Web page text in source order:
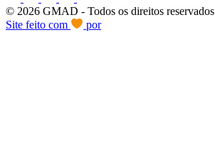
© 2026 GMAD - Todos os direitos reservados
Site feito com
por